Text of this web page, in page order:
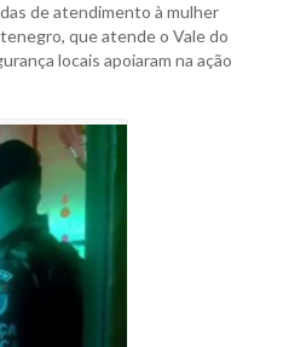
de atendimento à mulher
que atende o Vale do
locais apoiaram na ação